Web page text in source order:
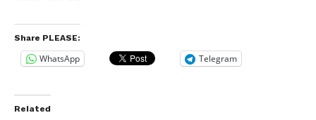
Share PLEASE:
WhatsApp Telegram
Related